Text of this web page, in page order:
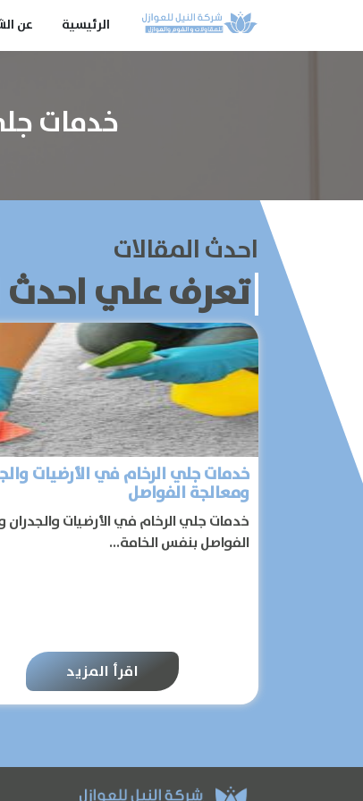
الرئيسية عن
خدمات
احدث المقالات
تعرف علي احدث
خدمات جلي الرخام في الأرضيات
ومعالجة الفواصل
خدمات جلي الرخام في الأرضيات والجدران
الفواصل بنفس الخامة...
اقرأ المزيد